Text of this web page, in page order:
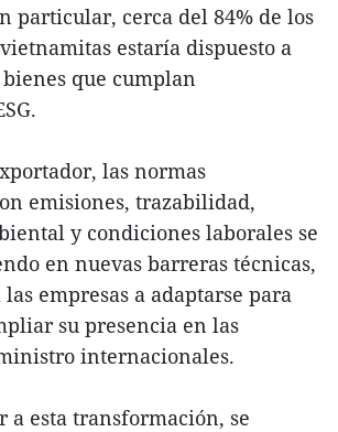
particular, cerca del 84% de los
estaría dispuesto a
que cumplan
las normas
emisiones, trazabilidad,
y condiciones laborales se
en nuevas barreras técnicas,
empresas a adaptarse para
su presencia en las
internacionales.
a esta transformación, se